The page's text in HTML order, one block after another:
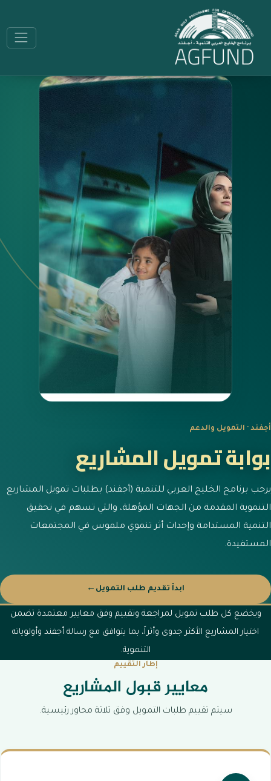
أجفند · التمويل والدعم
بوابة تمويل المشاريع
يرحب برنامج الخليج العربي للتنمية (أجفند) بطلبات تمويل المشاريع
التنموية المقدمة من الجهات المؤهلة، والتي تسهم في تحقيق
التنمية المستدامة وإحداث أثر تنموي ملموس في المجتمعات
المستفيدة.
ابدأ تقديم طلب التمويل ←
ويخضع كل طلب تمويل لمراجعة وتقييم وفق معايير معتمدة تضمن
اختيار المشاريع الأكثر جدوى وأثراً، بما يتوافق مع رسالة أجفند وأولوياته
التنموية.
إطار التقييم
معايير قبول المشاريع
سيتم تقييم طلبات التمويل وفق ثلاثة محاور رئيسية.